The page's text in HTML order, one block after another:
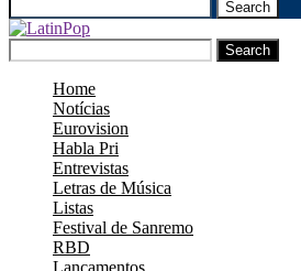
Search
Search
Home
Notícias
Eurovision
Habla Pri
Entrevistas
Letras de Música
Listas
Festival de Sanremo
RBD
Lançamentos